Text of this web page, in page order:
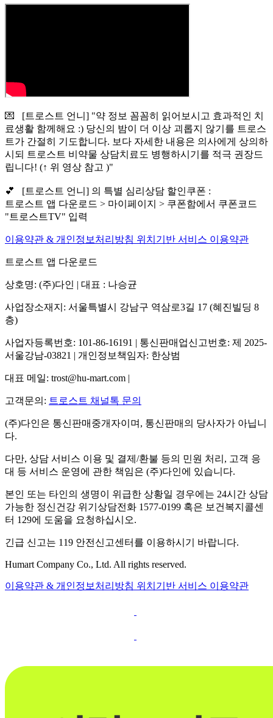
💌 [트로스트 언니] "약 정보 꼼꼼히 읽어보시고 효과적인 치
료생활 함께해요 :) 당신의 밤이 더 이상 괴롭지 않기를 트로스
트가 간절히 기도합니다. 보다 자세한 내용은 의사에게 상의하
시되 트로스트 비약물 상담치료도 병행하시기를 적극 권장드
립니다! (↑ 위 영상 참고 )"
💕 [트로스트 언니] 의 특별 심리상담 할인쿠폰 :
트로스트 앱 다운로드 > 마이페이지 > 쿠폰함에서 쿠폰코드
"트로스트TV" 입력
이용약관 & 개인정보처리방침 위치기반 서비스 이용약관
트로스트 앱 다운로드
상호명: (주)다인 | 대표 : 나승균
사업장소재지: 서울특별시 강남구 역삼로3길 17 (혜진빌딩 8
층)
사업자등록번호: 101-86-16191 | 통신판매업신고번호: 제 2025-
서울강남-03821 | 개인정보책임자: 한상범
대표 메일: trost@hu-mart.com |
고객문의: 트로스트 채널톡 문의
(주)다인은 통신판매중개자이며, 통신판매의 당사자가 아닙니
다.
다만, 상담 서비스 이용 및 결제/환불 등의 민원 처리, 고객 응
대 등 서비스 운영에 관한 책임은 (주)다인에 있습니다.
본인 또는 타인의 생명이 위급한 상황일 경우에는 24시간 상담
가능한 정신건강 위기상담전화 1577-0199 혹은 보건복지콜센
터 129에 도움을 요청하십시오.
긴급 신고는 119 안전신고센터를 이용하시기 바랍니다.
Humart Company Co., Ltd. All rights reserved.
이용약관 & 개인정보처리방침 위치기반 서비스 이용약관